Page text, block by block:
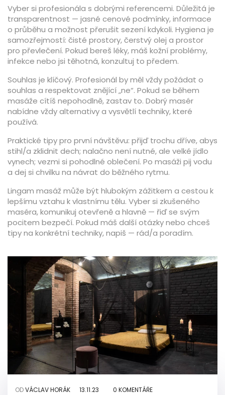
Vyber si profesionála s dobrými referencemi. Důležitá je
transparentnost — jasné cenové podmínky, informace
o průběhu a možnost přerušit sezení kdykoli. Hygiena je
samozřejmostí: čisté prostory, čerstvý olej a prostor
pro převlečení. Pokud bereš léky, máš kožní problémy,
infekce nebo jsi těhotná, konzultuj to předem.
Souhlas je klíčový. Profesionál by měl vždy požádat o
souhlas a respektovat znějící „ne“. Pokud se během
masáže cítíš nepohodlně, zastav to. Dobrý masér
nabídne vždy alternativy a vysvětlí techniky, které
používá.
Praktické tipy pro první návštěvu: přijď trochu dříve, abys
stihl/a zklidnit dech; nalačno není nutné, ale velké jídlo
vynech; vezmi si pohodlné oblečení. Po masáži pij vodu
a dej si chvilku na návrat do běžného rytmu.
Lingam masáž může být hlubokým zážitkem a cestou k
lepšímu vztahu k vlastnímu tělu. Vyber si zkušeného
maséra, komunikuj otevřeně a hlavně — řiď se svým
pocitem bezpečí. Pokud máš další otázky nebo chceš
tipy na konkrétní techniky, napiš — rád/a poradím.
ODVÁCLAV HORÁK 13.11.23 0 KOMENTÁŘE